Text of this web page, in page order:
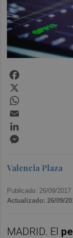
Valencia Plaza
Publicado: 26/09/2017
Actualizado: 26/09/
MADRID. El